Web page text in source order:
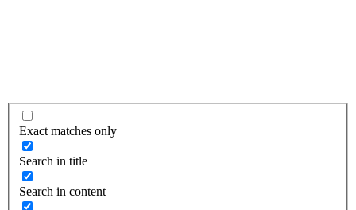
Exact matches only
Search in title
Search in content